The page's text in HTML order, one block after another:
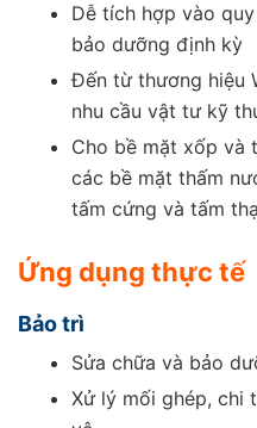
Dễ tích hợp vào
bảo dưỡng định kỳ
Đến từ thương hiệu
nhu cầu vật tư kỹ
Cho bề mặt xốp và
các bề mặt thấm
tấm cứng và tấm
Ứng dụng thực tế
Bảo trì
Sửa chữa và bảo
Xử lý mối ghép, chi